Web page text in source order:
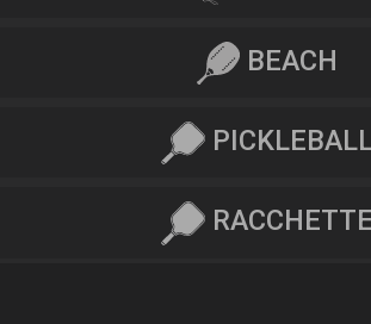
BEACH
RACCHETTE